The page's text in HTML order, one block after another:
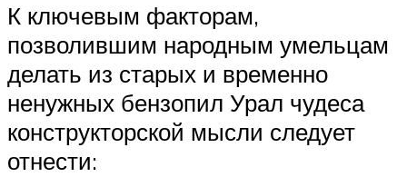
К ключевым факторам,
позволившим народным умельцам
делать из старых и временно
ненужных бензопил Урал чудеса
конструкторской мысли следует
отнести: